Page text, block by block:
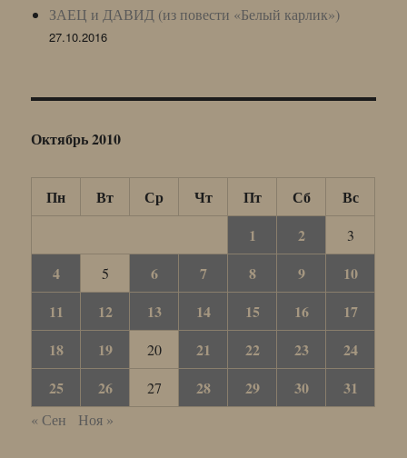
ЗАЕЦ и ДАВИД (из повести «Белый карлик»)
27.10.2016
Октябрь 2010
Пн Вт Ср Чт Пт Сб
Вс
1
2 3
4 5 6 7 8 9
10
11
12 13 14 15 16
17
18
19 20 21 22 23
24
25
26 27 28 29 30 31
« Сен Ноя »